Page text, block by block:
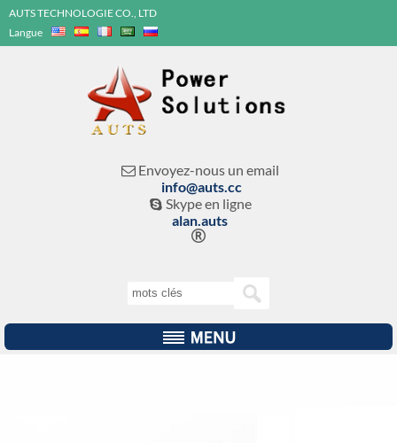
AUTS TECHNOLOGIE CO., LTD
Langue
 Envoyez-nous un email
info@auts.cc
 Skype en ligne
alan.auts
